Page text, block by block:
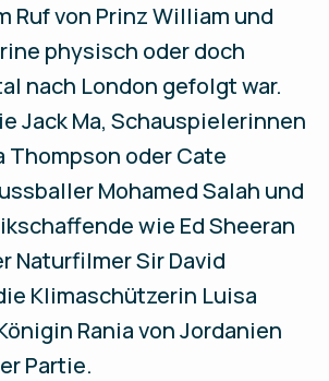
Ruf von Prinz William und
physisch oder doch
nach London gefolgt war.
Jack Ma, Schauspielerinnen
Thompson oder Cate
Mohamed Salah und
wie Ed Sheeran
Naturfilmer Sir David
Klimaschützerin Luisa
Rania von Jordanien
Partie.